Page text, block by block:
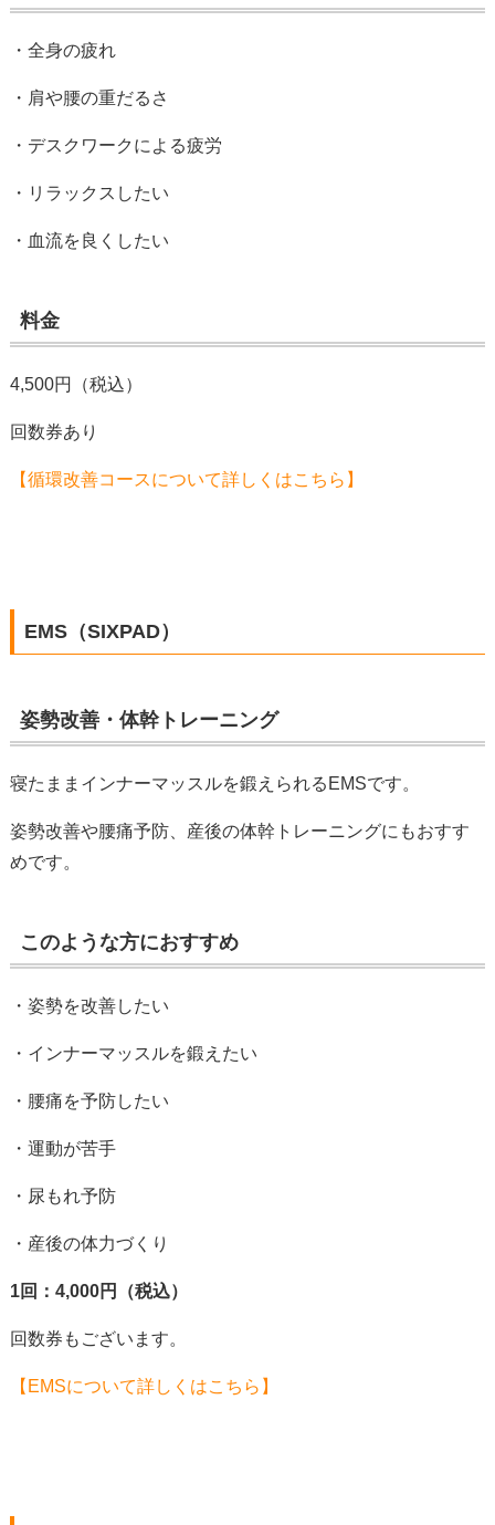
・全身の疲れ
・肩や腰の重だるさ
・デスクワークによる疲労
・リラックスしたい
・血流を良くしたい
料金
4,500円（税込）
回数券あり
【循環改善コースについて詳しくはこちら】
EMS（SIXPAD）
姿勢改善・体幹トレーニング
寝たままインナーマッスルを鍛えられるEMSです。
姿勢改善や腰痛予防、産後の体幹トレーニングにもおすす
めです。
このような方におすすめ
・姿勢を改善したい
・インナーマッスルを鍛えたい
・腰痛を予防したい
・運動が苦手
・尿もれ予防
・産後の体力づくり
1回：4,000円（税込）
回数券もございます。
【EMSについて詳しくはこちら】